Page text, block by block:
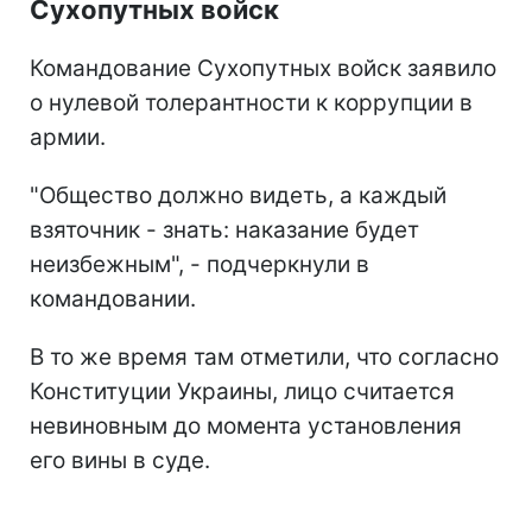
Сухопутных войск
Командование Сухопутных войск заявило
о нулевой толерантности к коррупции в
армии.
"Общество должно видеть, а каждый
взяточник - знать: наказание будет
неизбежным", - подчеркнули в
командовании.
В то же время там отметили, что согласно
Конституции Украины, лицо считается
невиновным до момента установления
его вины в суде.